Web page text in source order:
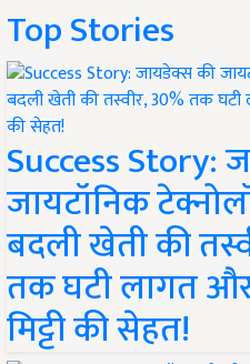
Top Stories
Success Story:
जायटॉनिक
बदली खेती की
तक घटी लागत
मिट्टी की सेहत!